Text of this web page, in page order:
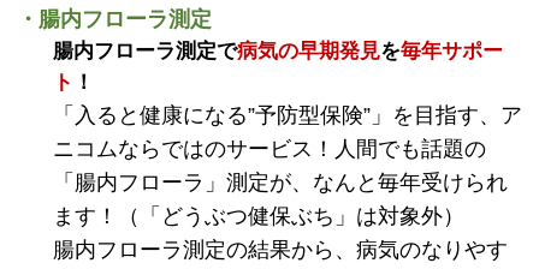
・腸内フローラ測定
腸内フローラ測定で病気の早期発見を毎年サポー
ト ！
「入ると健康になる”予防型保険”」を目指す、ア
ニコムならではのサービス！人間でも話題の
「腸内フローラ」測定が、なんと毎年受けられ
ます！（「どうぶつ健保ぶち」は対象外）
腸内フローラ測定の結果から、病気のなりやす